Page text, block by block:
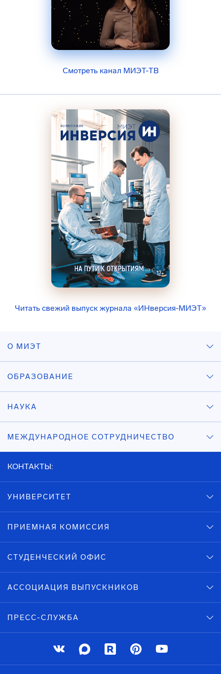
Смотреть канал МИЭТ-ТВ
Читать свежий выпуск журнала «ИНверсия-МИЭТ»
О МИЭТ
ОБРАЗОВАНИЕ
НАУКА
МЕЖДУНАРОДНОЕ СОТРУДНИЧЕСТВО
КОНТАКТЫ:
УНИВЕРСИТЕТ
ПРИЕМНАЯ КОМИССИЯ
СТУДЕНЧЕСКИЙ ОФИС
АССОЦИАЦИЯ ВЫПУСКНИКОВ
ПРЕСС-СЛУЖБА